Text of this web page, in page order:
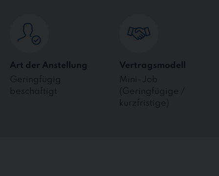
Art der Anstellung
Geringfügig
beschäftigt
Vertragsmodell
Mini-Job
(Geringfügige /
kurzfristige)